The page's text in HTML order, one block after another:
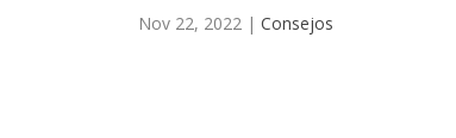
Nov 22, 2022 | Consejos